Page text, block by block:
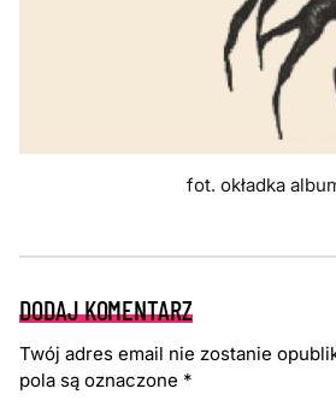
fot. okładka
DODAJ KOMENTARZ
Twój adres email nie zostanie
pola są oznaczone *